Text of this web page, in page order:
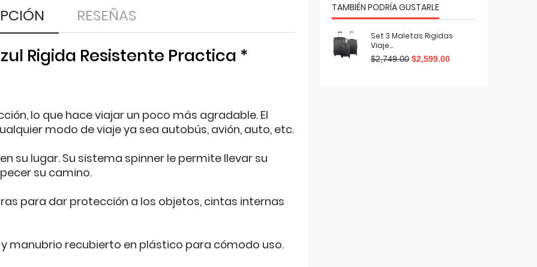
RESEÑAS
Rigida Resistente Practica *
lo que hace viajar un poco más agradable. El
modo de viaje ya sea autobús, avión, auto, etc.
su lugar. Su sistema spinner le permite llevar su
su camino.
para dar protección a los objetos, cintas internas
manubrio recubierto en plástico para cómodo uso.
TAMBIÉN PODRÍA GUSTARLE
Set 3 Maletas Rigidas
Viaje...
$2,749.00 $2,599.00